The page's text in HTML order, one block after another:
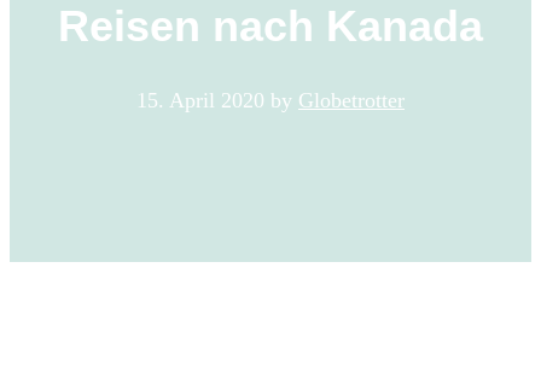
Reisen nach Kanada
15. April 2020 by Globetrotter